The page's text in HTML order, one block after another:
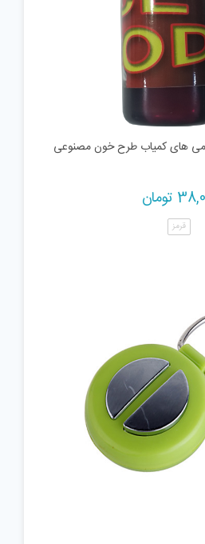
های کمیاب طرح خون مصنوعی
تومان
قرمز